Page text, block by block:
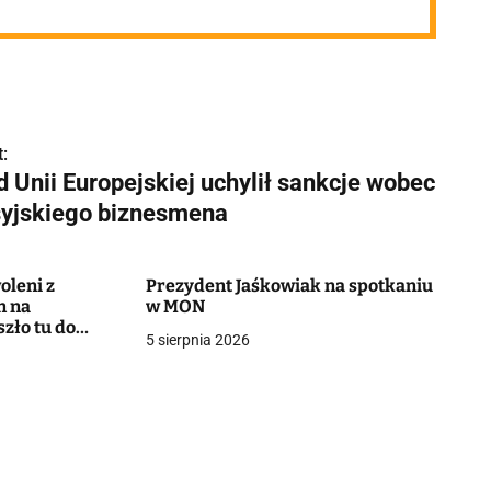
Unii Europejskiej uchylił sankcje wobec
biznesmena
z
na
tu do
Prezydent Jaśkowiak na spotkaniu
w MON
5 sierpnia 2026